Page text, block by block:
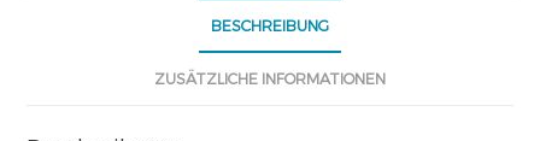
BESCHREIBUNG
ZUSÄTZLICHE INFORMATIONEN